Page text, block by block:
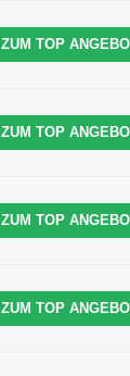
ZUM TOP
ZUM TOP
ZUM TOP
ZUM TOP